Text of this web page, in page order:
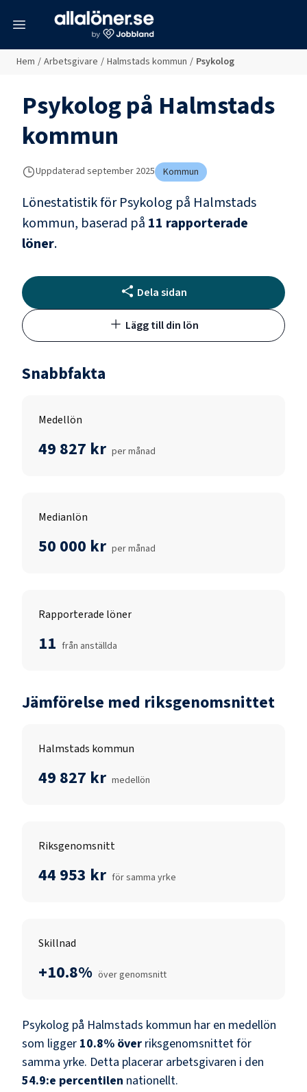
Hem / Arbetsgivare / Halmstads kommun / Psykolog
Psykologpå Halmstads
kommun
Uppdaterad september 2025 Kommun
Lönestatistik förPsykolog på Halmstads
kommun, baserad på 11 rapporterade
löner.
Dela sidan
Lägg till din lön
Snabbfakta
Medellön
49 827 kr per månad
Medianlön
50 000 kr per månad
Rapporterade löner
11 från anställda
Jämförelse med riksgenomsnittet
Halmstads kommun
49 827 kr medellön
Riksgenomsnitt
44 953 kr för samma yrke
Skillnad
+10.8% över genomsnitt
Psykolog på Halmstads kommun har en medellön
som ligger 10.8% över riksgenomsnittet för
samma yrke. Detta placerar arbetsgivaren i den
54.9:e percentilen nationellt.